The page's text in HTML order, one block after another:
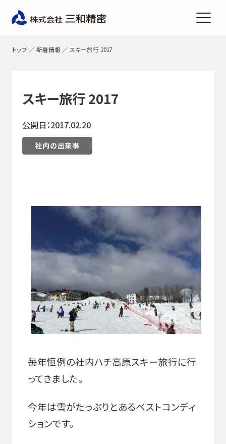
トップ ／ 新着情報 ／ スキー旅行 2017
スキー旅行 2017
公開日：2017.02.20
社内の出来事
毎年恒例の社内ハチ高原スキー旅行に行
ってきました。
今年は雪がたっぷりとあるベストコンディ
ションです。